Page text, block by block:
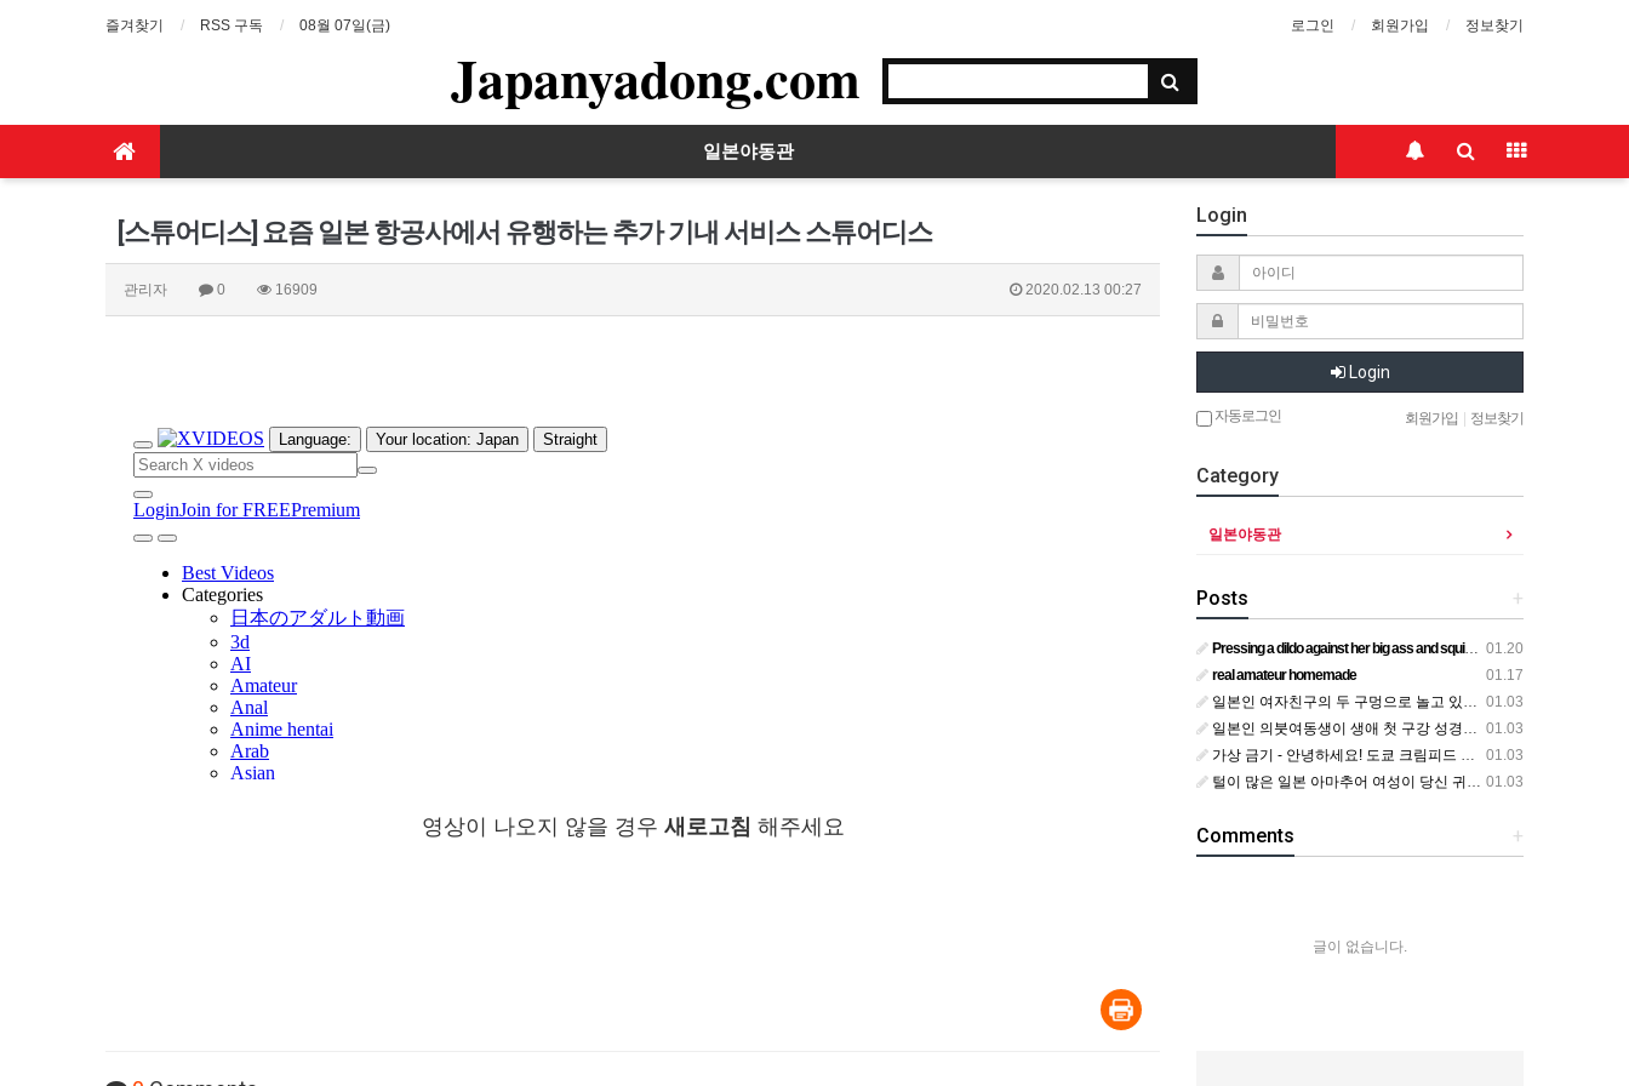
즐겨찾기 RSS 구독 08월 07일(금) 로그인 회원가입 정보찾기
Japanyadong.com
일본야동관
[스튜어디스] 요즘 일본 항공사에서 유행하는 추가 기내 서비스 스튜어디스
관리자 0 16909 2020.02.13 00:27
영상이 나오지 않을 경우 새로고침 해주세요
Login
Login
자동로그인 회원가입 정보찾기
Category
일본야동관
+
Posts
01.20
Pressing a dildo against her big ass and squirting from below
01.17
real amateur homemade
01.03
일본인 여자친구의 두 구멍으로 놀고 있어요
01.03
일본인 의붓여동생이 생애 첫 구강 성경험을 공개하다
01.03
가상 금기 - 안녕하세요! 도쿄 크림피드 시엘에서
01.03
털이 많은 일본 아마추어 여성이 당신 귀에 대고 신음하며 자위합니다. 그녀가 오르가즘에 도달하는 모습을 보세요?
+
Comments
글이 없습니다.